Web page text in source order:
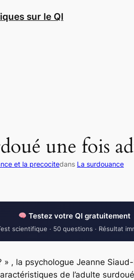
sur le QI
une fois
et la precocitedans La surdouance
Testez votre QI gratuitement
scientifique · 50 questions · Résultat
, la psychologue Jeanne
de l’adulte